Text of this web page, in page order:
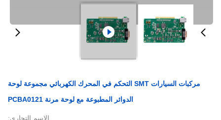
مركبات السيارات SMT التحكم في المحرك الكهربائي مجموعة لوحة
الدوائر المطبوعة مع لوحة مرنة PCBA0121
الاسم التجاري: